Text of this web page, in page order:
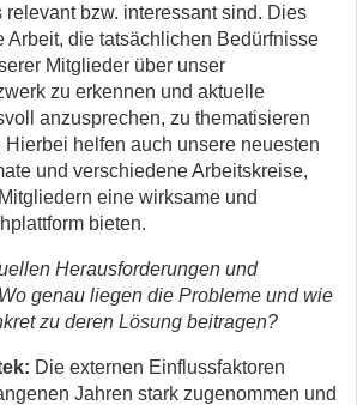
relevant bzw. interessant sind. Dies
Arbeit, die tatsächlichen Bedürfnisse
Mitglieder über unser
zu erkennen und aktuelle
anzusprechen, zu thematisieren
Hierbei helfen auch unsere neuesten
und verschiedene Arbeitskreise,
eine wirksame und
bieten.
Herausforderungen und
genau liegen die Probleme und wie
zu deren Lösung beitragen?
Die externen Einflussfaktoren
Jahren stark zugenommen und